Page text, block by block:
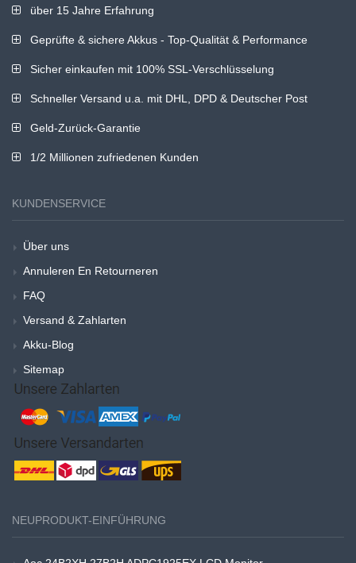
über 15 Jahre Erfahrung
Geprüfte & sichere Akkus - Top-Qualität & Performance
Sicher einkaufen mit 100% SSL-Verschlüsselung
Schneller Versand u.a. mit DHL, DPD & Deutscher Post
Geld-Zurück-Garantie
1/2 Millionen zufriedenen Kunden
KUNDENSERVICE
Über uns
Annuleren En Retourneren
FAQ
Versand & Zahlarten
Akku-Blog
Sitemap
NEUPRODUKT-EINFÜHRUNG